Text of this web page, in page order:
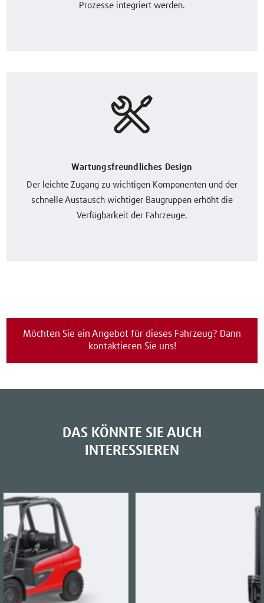
Prozesse integriert werden.
Wartungsfreundliches Design
Der leichte Zugang zu wichtigen Komponenten und der
schnelle Austausch wichtiger Baugruppen erhöht die
Verfügbarkeit der Fahrzeuge.
Möchten Sie ein Angebot für dieses Fahrzeug? Dann
kontaktieren Sie uns!
DAS KÖNNTE SIE AUCH
INTERESSIEREN